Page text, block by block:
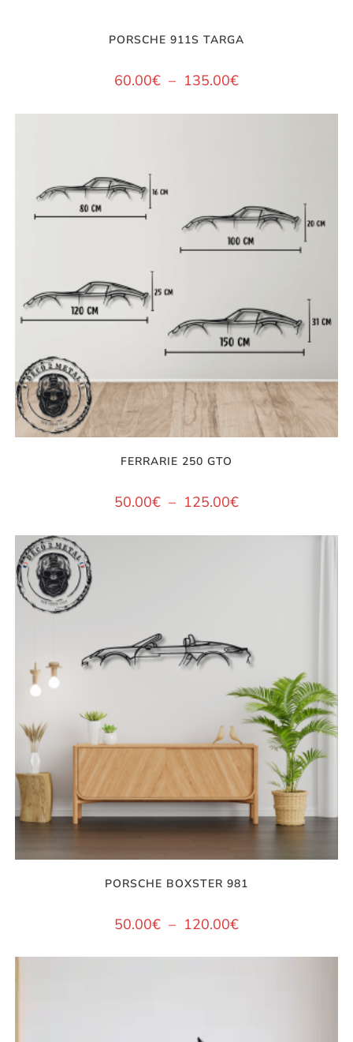
PORSCHE 911S TARGA
60.00€ – 135.00€
FERRARIE 250 GTO
50.00€ – 125.00€
PORSCHE BOXSTER 981
50.00€ – 120.00€